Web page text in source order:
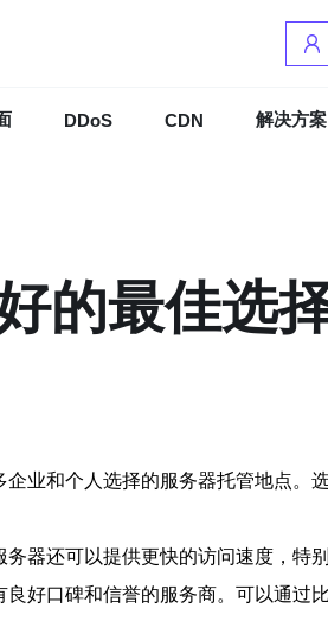
DDoS CDN 解决方案
的最佳选
业和个人选择的服务器托管地点。
器还可以提供更快的访问速度，特
好口碑和信誉的服务商。可以通过